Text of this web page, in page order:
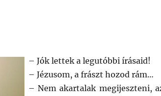
– Jók lettek a legutóbbi írásaid!
– Jézusom, a frászt hozod rám…
– Nem akartalak megijeszteni,